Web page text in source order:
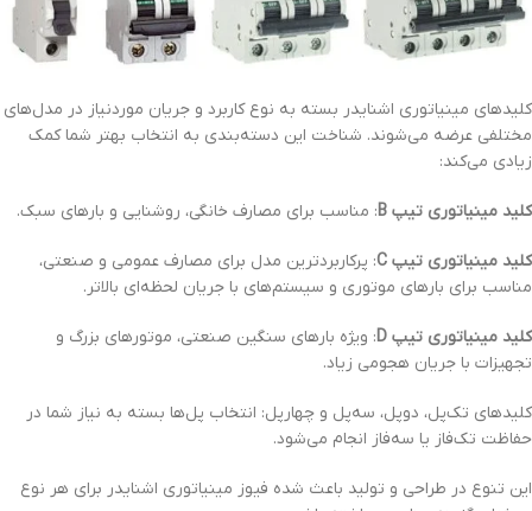
کلیدهای مینیاتوری اشنایدر بسته به نوع کاربرد و جریان موردنیاز در مدل‌های
مختلفی عرضه می‌شوند. شناخت این دسته‌بندی به انتخاب بهتر شما کمک
زیادی می‌کند:
کلید مینیاتوری تیپ B : مناسب برای مصارف خانگی، روشنایی و بارهای سبک.
کلید مینیاتوری تیپ C
: پرکاربردترین مدل برای مصارف عمومی و صنعتی،
مناسب برای بارهای موتوری و سیستم‌های با جریان لحظه‌ای بالاتر.
کلید مینیاتوری تیپ D
: ویژه بارهای سنگین صنعتی، موتورهای بزرگ و
تجهیزات با جریان هجومی زیاد.
کلیدهای تک‌پل، دوپل، سه‌پل و چهارپل: انتخاب پل‌ها بسته به نیاز شما در
حفاظت تک‌فاز یا سه‌فاز انجام می‌شود.
این تنوع در طراحی و تولید باعث شده فیوز مینیاتوری اشنایدر برای هر نوع